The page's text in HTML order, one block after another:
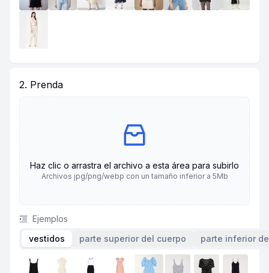
2. Prenda
Haz clic o arrastra el archivo a esta área para subirlo
Archivos jpg/png/webp con un tamaño inferior a 5Mb
Ejemplos
vestidos
parte superior del cuerpo parte inferior